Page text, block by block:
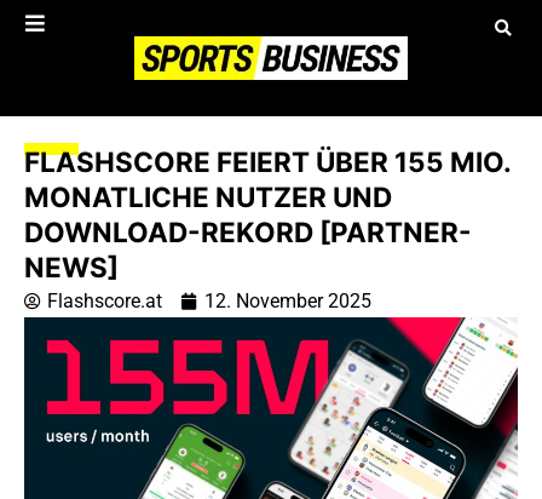
FLASHSCORE FEIERT ÜBER 155 MIO.
MONATLICHE NUTZER UND
DOWNLOAD-REKORD [PARTNER-
NEWS]
Flashscore.at 12. November 2025